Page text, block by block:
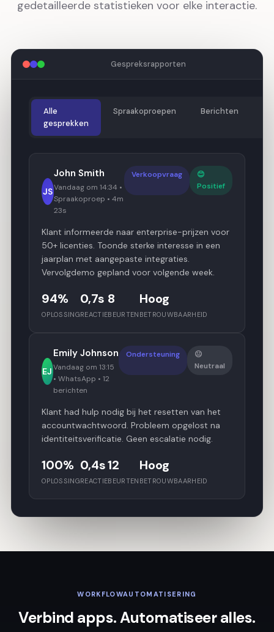
gedetailleerde statistieken voor elke interactie.
Gespreksrapporten
Alle
gesprekken
Spraakoproepen Berichten
JS
John Smith
Vandaag om 14:34 •
Spraakoproep • 4m
23s
Verkoopvraag
😊
Positief
Klant informeerde naar enterprise-prijzen voor
50+ licenties. Toonde sterke interesse in een
jaarplan met aangepaste integraties.
Vervolgdemo gepland voor volgende week.
94%
OPLOSSING
0,7s
REACTIE
8
BEURTEN
Hoog
BETROUWBAARHEID
EJ
Emily Johnson
Vandaag om 13:15
• WhatsApp • 12
berichten
Ondersteuning
😐
Neutraal
Klant had hulp nodig bij het resetten van het
accountwachtwoord. Probleem opgelost na
identiteitsverificatie. Geen escalatie nodig.
100%
OPLOSSING
0,4s
REACTIE
12
BEURTEN
Hoog
BETROUWBAARHEID
WORKFLOWAUTOMATISERING
Verbind apps. Automatiseer alles.